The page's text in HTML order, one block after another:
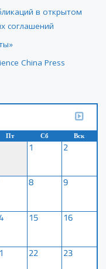
в открытом
соглашений
China Press
Пт Сб Вск
1 2
8 9
15 16
22 23